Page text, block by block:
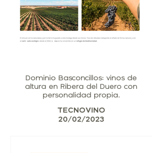
Dominio Basconcillos: vinos de
altura en Ribera del Duero con
personalidad propia.
TECNOVINO
20/02/2023